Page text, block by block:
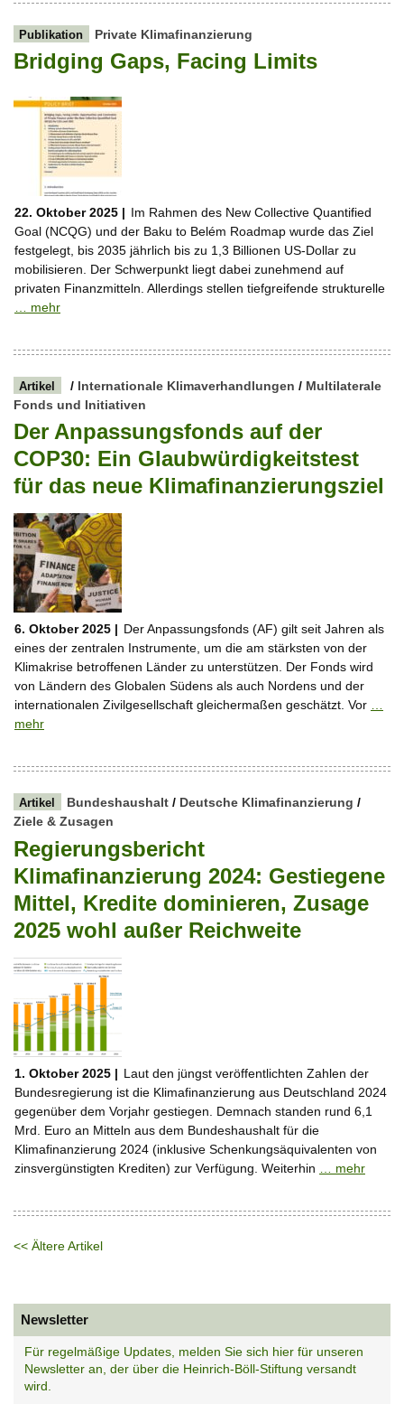
Publikation Private Klimafinanzierung
Bridging Gaps, Facing Limits
22. Oktober 2025 | Im Rahmen des New Collective Quantified
Goal (NCQG) und der Baku to Belém Roadmap wurde das Ziel
festgelegt, bis 2035 jährlich bis zu 1,3 Billionen US-Dollar zu
mobilisieren. Der Schwerpunkt liegt dabei zunehmend auf
privaten Finanzmitteln. Allerdings stellen tiefgreifende strukturelle
… mehr
Artikel / Internationale Klimaverhandlungen / Multilaterale
Fonds und Initiativen
Der Anpassungsfonds auf der
COP30: Ein Glaubwürdigkeitstest
für das neue Klimafinanzierungsziel
6. Oktober 2025 | Der Anpassungsfonds (AF) gilt seit Jahren als
eines der zentralen Instrumente, um die am stärksten von der
Klimakrise betroffenen Länder zu unterstützen. Der Fonds wird
von Ländern des Globalen Südens als auch Nordens und der
internationalen Zivilgesellschaft gleichermaßen geschätzt. Vor
mehr
Artikel Bundeshaushalt/ Deutsche Klimafinanzierung /
Ziele & Zusagen
Regierungsbericht
Klimafinanzierung 2024: Gestiegene
Mittel, Kredite dominieren, Zusage
2025 wohl außer Reichweite
1. Oktober 2025 | Laut den jüngst veröffentlichten Zahlen der
Bundesregierung ist die Klimafinanzierung aus Deutschland 2024
gegenüber dem Vorjahr gestiegen. Demnach standen rund 6,1
Mrd. Euro an Mitteln aus dem Bundeshaushalt für die
Klimafinanzierung 2024 (inklusive Schenkungsäquivalenten von
zinsvergünstigten Krediten) zur Verfügung. Weiterhin
… mehr
<< Ältere Artikel
Newsletter
Für regelmäßige Updates, melden Sie sich hier für unseren
Newsletter an, der über die Heinrich-Böll-Stiftung versandt
wird.